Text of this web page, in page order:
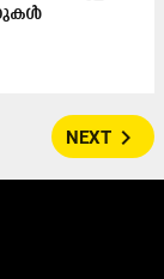
NEXT navigate_next